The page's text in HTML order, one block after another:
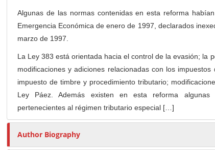
Algunas de las normas contenidas en esta reforma
Emergencia Económica de enero de 1997, declarados
marzo de 1997.
La Ley 383 está orientada hacia el control de la evasión; la
modificaciones y adiciones relacionadas con los
impuesto de timbre y procedimiento tributario;
Ley Páez. Además existen en esta reforma
pertenecientes al régimen tributario especial […]
Author Biography